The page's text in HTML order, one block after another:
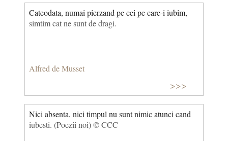
Cateodata, numai pierzand pe cei pe care-i iubim,
simtim cat ne sunt de dragi.
Alfred de Musset
>>>
Nici absenta, nici timpul nu sunt nimic atunci cand
iubesti. (Poezii noi) © CCC